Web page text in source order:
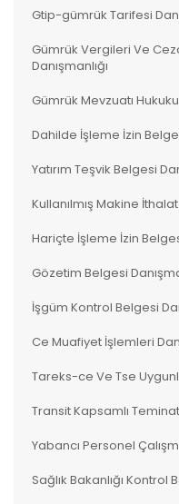
Gtip-gümrük Tarifesi
Gümrük Vergileri Ve
Danışmanlığı
Gümrük Mevzuatı Hukuku
Dahilde İşleme İzin
Yatırım Teşvik Belgesi
Kullanılmış Makine İthalat
Hariçte İşleme İzin
Gözetim Belgesi
İşgüm Kontrol Belgesi
Ce Muafiyet İşlemleri
Tareks-ce Ve Tse
Transit Kapsamlı Teminat
Yabancı Personel
Sağlık Bakanlığı Kontrol